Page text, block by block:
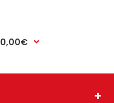
0,00€